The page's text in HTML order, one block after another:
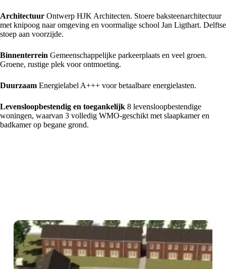
Architectuur Ontwerp HJK Architecten. Stoere baksteenarchitectuur
met knipoog naar omgeving en voormalige school Jan Ligthart. Delftse
stoep aan voorzijde.
Binnenterrein Gemeenschappelijke parkeerplaats en veel groen.
Groene, rustige plek voor ontmoeting.
Duurzaam Energielabel A+++ voor betaalbare energielasten.
Levensloopbestendig en toegankelijk 8 levensloopbestendige
woningen, waarvan 3 volledig WMO-geschikt met slaapkamer en
badkamer op begane grond.